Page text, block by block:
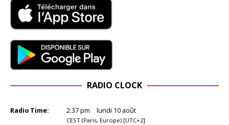
RADIO CLOCK
Radio Time: 2:37pm lundi 10 août
CEST (Paris, Europe) [UTC+2]